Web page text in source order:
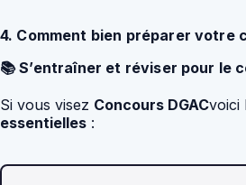
4. Comment bien préparer votre
📚 S’entraîner et réviser pour le
Si vous visez Concours DGACvoici
essentielles :